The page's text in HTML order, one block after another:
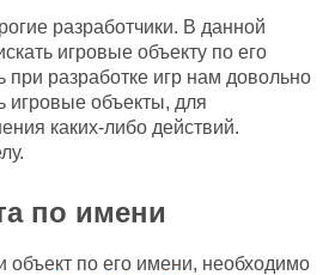
разработчики. В данной
игровые объекту по его
при разработке игр нам довольно
игровые объекты, для
каких-либо действий.
по имени
объект по его имени, необходимо